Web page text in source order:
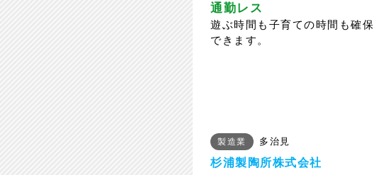
通勤レス
遊ぶ時間も子育ての時間も確保
できます。
製造業 多治見
杉浦製陶所株式会社